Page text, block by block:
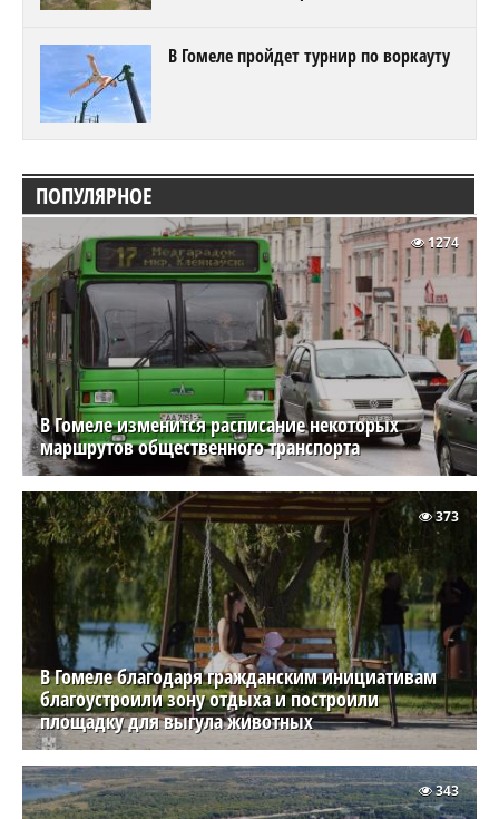
В Гомеле пройдет турнир по воркауту
ПОПУЛЯРНОЕ
В Гомеле изменится расписание некоторых
маршрутов общественного транспорта
1274
В Гомеле благодаря гражданским инициативам
благоустроили зону отдыха и построили
площадку для выгула животных
373
343